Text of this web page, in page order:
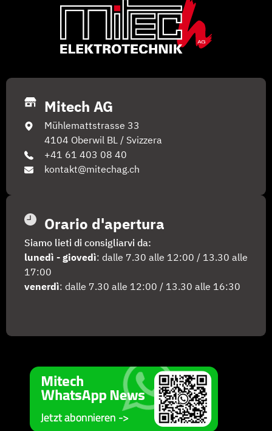
Mitech AG
Mühlemattstrasse 33
4104 Oberwil BL / Svizzera
+41 61 403 08 40
kontakt@mitechag.ch
Orario d'apertura
Siamo lieti di consigliarvi da:
lunedì - giovedì: dalle 7.30 alle 12:00 / 13.30 alle
17:00
venerdì: dalle 7.30 alle 12:00 / 13.30 alle 16:30